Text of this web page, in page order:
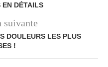
EN DÉTAILS
suivante
DOULEURS LES PLUS
!